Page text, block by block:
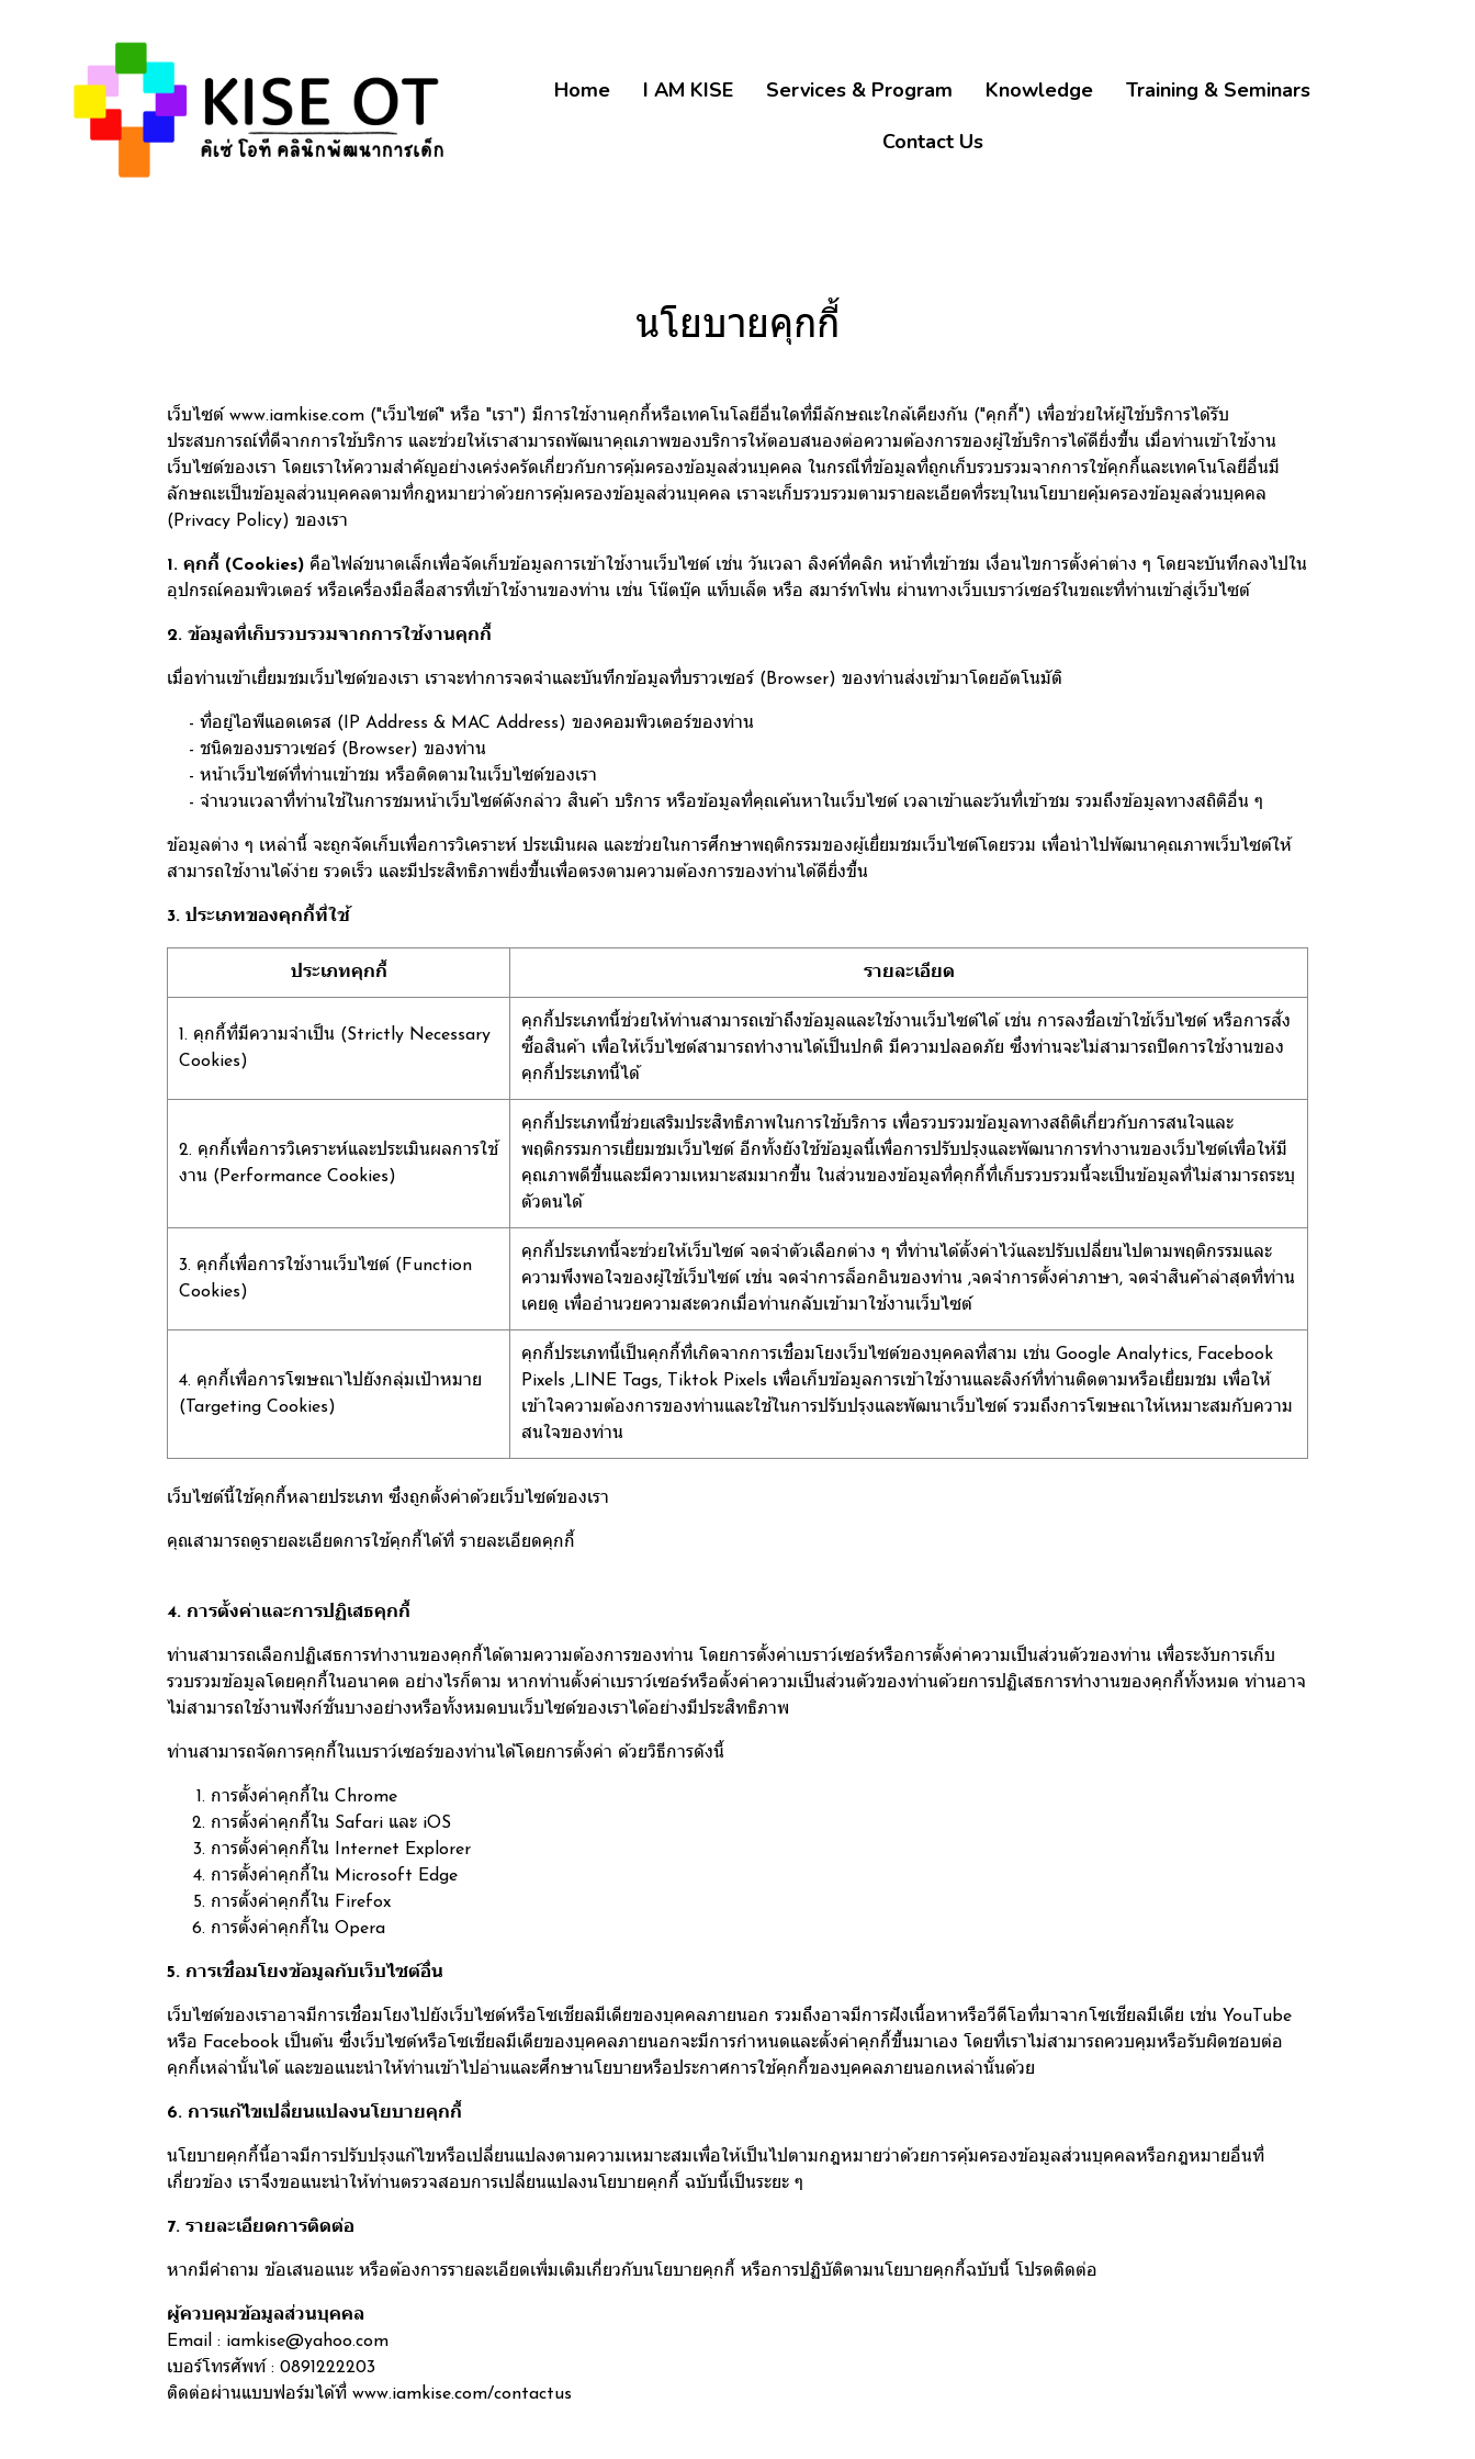
Home I AM KISE Services & Program Knowledge
Training & Seminars
Contact Us
นโยบายคุกกี้
เว็บไซต์ www.iamkise.com ("เว็บไซต์" หรือ "เรา") มีการใช้งานคุกกี้หรือเทคโนโลยีอื่นใดที่มีลักษณะใกล้เคียงกัน ("คุกกี้") เพื่อช่วยให้ผู้ใช้บริการได้รับ
ประสบการณ์ที่ดีจากการใช้บริการ และช่วยให้เราสามารถพัฒนาคุณภาพของบริการให้ตอบสนองต่อความต้องการของผู้ใช้บริการได้ดียิ่งขึ้น เมื่อท่านเข้าใช้งาน
เว็บไซต์ของเรา โดยเราให้ความสำคัญอย่างเคร่งครัดเกี่ยวกับการคุ้มครองข้อมูลส่วนบุคคล ในกรณีที่ข้อมูลที่ถูกเก็บรวบรวมจากการใช้คุกกี้และเทคโนโลยีอื่นมี
ลักษณะเป็นข้อมูลส่วนบุคคลตามที่กฎหมายว่าด้วยการคุ้มครองข้อมูลส่วนบุคคล เราจะเก็บรวบรวมตามรายละเอียดที่ระบุในนโยบายคุ้มครองข้อมูลส่วนบุคคล
(Privacy Policy) ของเรา
1. คุกกี้ (Cookies) คือไฟล์ขนาดเล็กเพื่อจัดเก็บข้อมูลการเข้าใช้งานเว็บไซต์ เช่น วันเวลา ลิงค์ที่คลิก หน้าที่เข้าชม เงื่อนไขการตั้งค่าต่าง ๆ โดยจะบันทึกลงไปใน
อุปกรณ์คอมพิวเตอร์ หรือเครื่องมือสื่อสารที่เข้าใช้งานของท่าน เช่น โน๊ตบุ๊ค แท็บเล็ต หรือ สมาร์ทโฟน ผ่านทางเว็บเบราว์เซอร์ในขณะที่ท่านเข้าสู่เว็บไซต์
2. ข้อมูลที่เก็บรวบรวมจากการใช้งานคุกกี้
เมื่อท่านเข้าเยี่ยมชมเว็บไซต์ของเรา เราจะทำการจดจำและบันทึกข้อมูลที่บราวเซอร์ (Browser) ของท่านส่งเข้ามาโดยอัตโนมัติ
- ที่อยู่ไอพีแอดเดรส (IP Address & MAC Address) ของคอมพิวเตอร์ของท่าน
- ชนิดของบราวเซอร์ (Browser) ของท่าน
- หน้าเว็บไซต์ที่ท่านเข้าชม หรือติดตามในเว็บไซต์ของเรา
- จำนวนเวลาที่ท่านใช้ในการชมหน้าเว็บไซต์ดังกล่าว สินค้า บริการ หรือข้อมูลที่คุณค้นหาในเว็บไซต์ เวลาเข้าและวันที่เข้าชม รวมถึงข้อมูลทางสถิติอื่น ๆ
ข้อมูลต่าง ๆ เหล่านี้ จะถูกจัดเก็บเพื่อการวิเคราะห์ ประเมินผล และช่วยในการศึกษาพฤติกรรมของผู้เยี่ยมชมเว็บไซต์โดยรวม เพื่อนำไปพัฒนาคุณภาพเว็บไซต์ให้
สามารถใช้งานได้ง่าย รวดเร็ว และมีประสิทธิภาพยิ่งขึ้นเพื่อตรงตามความต้องการของท่านได้ดียิ่งขึ้น
3. ประเภทของคุกกี้ที่ใช้
ประเภทคุกกี้ รายละเอียด
1. คุกกี้ที่มีความจำเป็น (Strictly Necessary
Cookies)
คุกกี้ประเภทนี้ช่วยให้ท่านสามารถเข้าถึงข้อมูลและใช้งานเว็บไซต์ได้ เช่น การลงชื่อเข้าใช้เว็บไซต์ หรือการสั่ง
ซื้อสินค้า เพื่อให้เว็บไซต์สามารถทำงานได้เป็นปกติ มีความปลอดภัย ซึ่งท่านจะไม่สามารถปิดการใช้งานของ
คุกกี้ประเภทนี้ได้
2. คุกกี้เพื่อการวิเคราะห์และประเมินผลการใช้
งาน (Performance Cookies)
คุกกี้ประเภทนี้ช่วยเสริมประสิทธิภาพในการใช้บริการ เพื่อรวบรวมข้อมูลทางสถิติเกี่ยวกับการสนใจและ
พฤติกรรมการเยี่ยมชมเว็บไซต์ อีกทั้งยังใช้ข้อมูลนี้เพื่อการปรับปรุงและพัฒนาการทำงานของเว็บไซต์เพื่อให้มี
คุณภาพดีขึ้นและมีความเหมาะสมมากขึ้น ในส่วนของข้อมูลที่คุกกี้ที่เก็บรวบรวมนี้จะเป็นข้อมูลที่ไม่สามารถระบุ
ตัวตนได้
3. คุกกี้เพื่อการใช้งานเว็บไซต์ (Function
Cookies)
คุกกี้ประเภทนี้จะช่วยให้เว็บไซต์ จดจำตัวเลือกต่าง ๆ ที่ท่านได้ตั้งค่าไว้และปรับเปลี่ยนไปตามพฤติกรรมและ
ความพึงพอใจของผู้ใช้เว็บไซต์ เช่น จดจำการล็อกอินของท่าน ,จดจำการตั้งค่าภาษา, จดจำสินค้าล่าสุดที่ท่าน
เคยดู เพื่ออำนวยความสะดวกเมื่อท่านกลับเข้ามาใช้งานเว็บไซต์
4. คุกกี้เพื่อการโฆษณาไปยังกลุ่มเป้าหมาย
(Targeting Cookies)
คุกกี้ประเภทนี้เป็นคุกกี้ที่เกิดจากการเชื่อมโยงเว็บไซต์ของบุคคลที่สาม เช่น Google Analytics, Facebook
Pixels ,LINE Tags, Tiktok Pixels เพื่อเก็บข้อมูลการเข้าใช้งานและลิงก์ที่ท่านติดตามหรือเยี่ยมชม เพื่อให้
เข้าใจความต้องการของท่านและใช้ในการปรับปรุงและพัฒนาเว็บไซต์ รวมถึงการโฆษณาให้เหมาะสมกับความ
สนใจของท่าน
เว็บไซต์นี้ใช้คุกกี้หลายประเภท ซึ่งถูกตั้งค่าด้วยเว็บไซต์ของเรา
คุณสามารถดูรายละเอียดการใช้คุกกี้ได้ที่ รายละเอียดคุกกี้
4. การตั้งค่าและการปฏิเสธคุกกี้
ท่านสามารถเลือกปฏิเสธการทำงานของคุกกี้ได้ตามความต้องการของท่าน โดยการตั้งค่าเบราว์เซอร์หรือการตั้งค่าความเป็นส่วนตัวของท่าน เพื่อระงับการเก็บ
รวบรวมข้อมูลโดยคุกกี้ในอนาคต อย่างไรก็ตาม หากท่านตั้งค่าเบราว์เซอร์หรือตั้งค่าความเป็นส่วนตัวของท่านด้วยการปฏิเสธการทำงานของคุกกี้ทั้งหมด ท่านอาจ
ไม่สามารถใช้งานฟังก์ชั่นบางอย่างหรือทั้งหมดบนเว็บไซต์ของเราได้อย่างมีประสิทธิภาพ
ท่านสามารถจัดการคุกกี้ในเบราว์เซอร์ของท่านได้โดยการตั้งค่า ด้วยวิธีการดังนี้
การตั้งค่าคุกกี้ใน Chrome
การตั้งค่าคุกกี้ใน Safari และ iOS
การตั้งค่าคุกกี้ใน
Internet Explorer
การตั้งค่าคุกกี้ใน Microsoft Edge
การตั้งค่าคุกกี้ใน Firefox
การตั้งค่าคุกกี้ใน Opera
5. การเชื่อมโยงข้อมูลกับเว็บไซต์อื่น
เว็บไซต์ของเราอาจมีการเชื่อมโยงไปยังเว็บไซต์หรือโซเชียลมีเดียของบุคคลภายนอก รวมถึงอาจมีการฝังเนื้อหาหรือวีดีโอที่มาจากโซเชียลมีเดีย เช่น YouTube
หรือ Facebook เป็นต้น ซึ่งเว็บไซต์หรือโซเชียลมีเดียของบุคคลภายนอกจะมีการกำหนดและตั้งค่าคุกกี้ขึ้นมาเอง โดยที่เราไม่สามารถควบคุมหรือรับผิดชอบต่อ
คุกกี้เหล่านั้นได้ และขอแนะนำให้ท่านเข้าไปอ่านและศึกษานโยบายหรือประกาศการใช้คุกกี้ของบุคคลภายนอกเหล่านั้นด้วย
6. การแก้ไขเปลี่ยนแปลงนโยบายคุกกี้
นโยบายคุกกี้นี้อาจมีการปรับปรุงแก้ไขหรือเปลี่ยนแปลงตามความเหมาะสมเพื่อให้เป็นไปตามกฎหมายว่าด้วยการคุ้มครองข้อมูลส่วนบุคคลหรือกฎหมายอื่นที่
เกี่ยวข้อง เราจึงขอแนะนำให้ท่านตรวจสอบการเปลี่ยนแปลงนโยบายคุกกี้ ฉบับนี้เป็นระยะ ๆ
7. รายละเอียดการติดต่อ
หากมีคำถาม ข้อเสนอแนะ หรือต้องการรายละเอียดเพิ่มเติมเกี่ยวกับนโยบายคุกกี้ หรือการปฏิบัติตามนโยบายคุกกี้ฉบับนี้ โปรดติดต่อ
ผู้ควบคุมข้อมูลส่วนบุคคล
Email : iamkise@yahoo.com
เบอร์โทรศัพท์ : 0891222203
ติดต่อผ่านแบบฟอร์มได้ที่ www.iamkise.com/contactus